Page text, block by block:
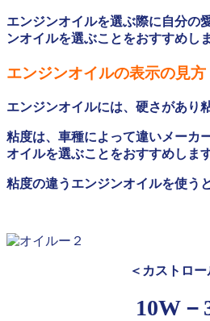
エンジンオイルを選ぶ際に自分の
ンオイルを選ぶことをおすすめしま
エンジンオイルの表示の見方
エンジンオイルには、硬さがあり
粘度は、車種によって違いメーカ
オイルを選ぶことをおすすめします
粘度の違うエンジンオイルを使う
＜カストロー
10W－